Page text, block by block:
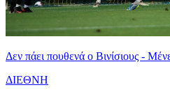
Δεν πάει πουθενά ο Βινίσιους -
ΔΙΕΘΝΗ